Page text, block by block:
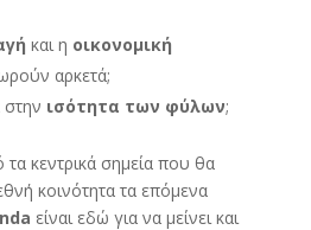
και η οικονομική
αρκετά;
ισότητα των φύλων;
τα κεντρικά σημεία που θα
κοινότητα τα επόμενα
είναι εδώ για να μείνει και